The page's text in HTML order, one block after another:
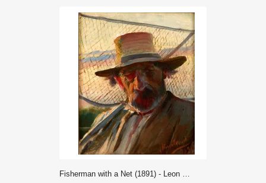
Fisherman with a Net (1891) - Leon Wyczółkowski